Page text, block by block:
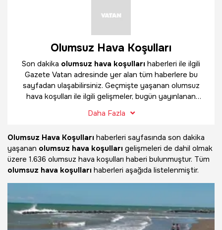
Olumsuz Hava Koşulları
Son dakika olumsuz hava koşulları haberleri ile ilgili
Gazete Vatan adresinde yer alan tüm haberlere bu
sayfadan ulaşabilirsiniz. Geçmişte yaşanan olumsuz
hava koşulları ile ilgili gelişmeler, bugün yayınlanan
haber sayfamızda bulabilirsiniz.
Daha Fazla
Olumsuz Hava Koşulları haberleri sayfasında son dakika
yaşanan olumsuz hava koşulları gelişmeleri de dahil olmak
üzere 1.636 olumsuz hava koşulları haberi bulunmuştur. Tüm
olumsuz hava koşulları haberleri aşağıda listelenmiştir.